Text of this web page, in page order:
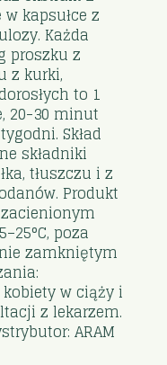
kapsułce z
Każda
proszku z
z kurki,
to 1
20-30 minut
Skład
składniki
tłuszczu i z
Produkt
poza
zamkniętym
w ciąży i
z lekarzem.
ARAM